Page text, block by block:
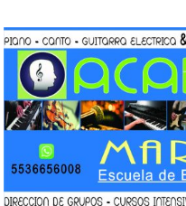
al
contenido